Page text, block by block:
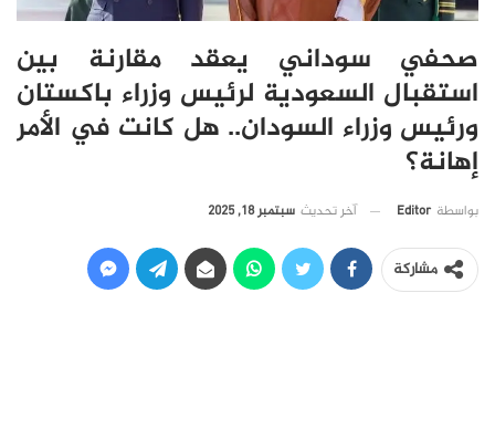
صحفي سوداني يعقد مقارنة بين
استقبال السعودية لرئيس وزراء باكستان
ورئيس وزراء السودان.. هل كانت في الأمر
إهانة؟
بواسطة Editor آخر تحديث سبتمبر 18, 2025
مشاركة